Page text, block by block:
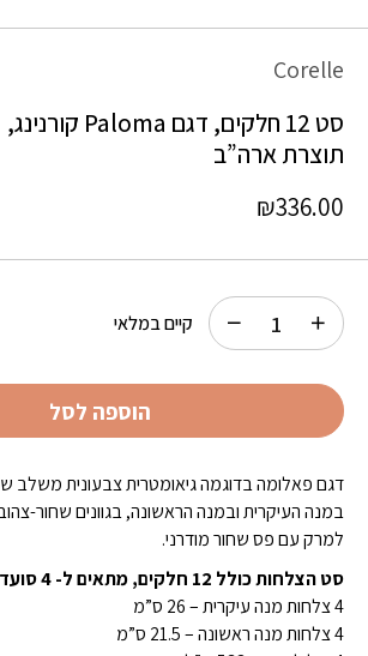
Corelle
סט 12 חלקים, דגם Paloma קורנינג,
תוצרת ארה”ב
₪336.00
דגם פאלומה בדוגמה גיאומטרית צבעונית משלב
במנה העיקרית ובמנה הראשונה, בגוונים שחור-
למרק עם פס שחור מודרני.
סט הצלחות כולל 12 חלקים, מתאים ל- 4 סועדים:
4 צלחות מנה עיקרית – 26 ס”מ
4 צלחות מנה ראשונה – 21.5 ס”מ
קיים במלאי
הוספה לסל